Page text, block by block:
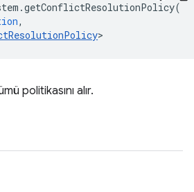
.getConflictResolutionPolicy(
,
>
politikasını alır.